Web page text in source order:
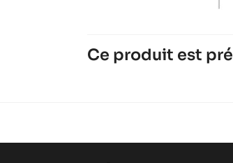
Ce produit est